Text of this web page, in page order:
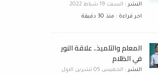
النشر : السبت 19 شباط 2022
اخر قراءة : منذ 30 دقيقة
المعلم والتلميذ.. علاقة النور
في الظلام
النشر :
الخميس 05 تشرين الاول